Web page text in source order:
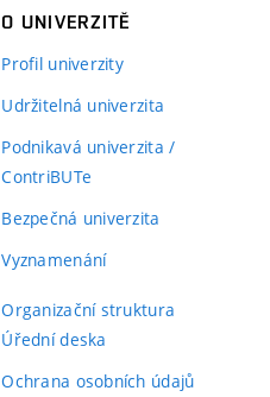
O UNIVERZITĚ
Profil univerzity
Udržitelná univerzita
Podnikavá univerzita /
ContriBUTe
Bezpečná univerzita
Vyznamenání
Organizační struktura
Úřední deska
Ochrana osobních údajů